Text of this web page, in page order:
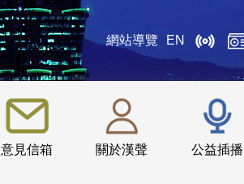
網站導覽 EN
意見信箱 關於漢聲 公益插播
:::